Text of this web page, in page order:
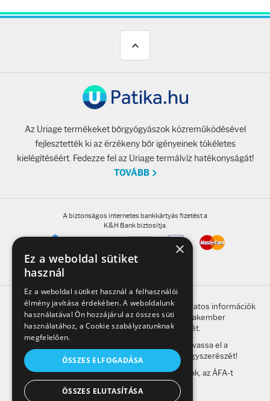
Az Uriage termékeket bőrgyógyászok közreműködésével
fejlesztették ki az érzékeny bőr igényeinek tökéletes
kielégítéséért. Fedezze fel az Uriage termálvíz hatékonyságát!
TOVÁBB
A biztonságos internetes bankkártyás fizetést a
K&H Bank biztosítja.
A honlap oldalain található, gyógyszerrel kapcsolatos információk
betegség esetén nem helyettesítik a szakember
megkeresésének szükségességét.
A kockázatokról és a mellékhatásokról olvassa el a
betegtájékoztatót, vagy kérdezze meg gyógyszerészét!
A weboldalon feltüntetett árak a bruttó árak, az ÁFA-t
tartalmazzák.
×
Ez a weboldal sütiket
használ
Ez a weboldal sütiket használ a felhasználói
élmény javítása érdekében. A weboldalunk
használatával Ön hozzájárul az összes süti
használatához, a Cookie szabályzatunknak
megfelelően.
ÖSSZES ELFOGADÁSA
ÖSSZES ELUTASÍTÁSA